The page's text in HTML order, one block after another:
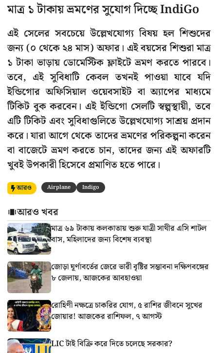
মাত্র ১ টাকায় ভ্রমণের সুযোগ দিচ্ছে IndiGo
এই সেলের সবচেয়ে উল্লেখযোগ্য বিষয় হল শিশুদের
জন্য (০ থেকে ২৪ মাস) অফার। এই বয়সের শিশুরা মাত্র
১ টাকা ভাড়ায় ডোমেস্টিক ফ্লাইটে ভ্রমণ করতে পারবে।
তবে, এই সুবিধাটি কেবল তখনই পাওয়া যাবে যদি
ইন্ডিগোর অফিসিয়াল ওয়েবসাইট বা অ্যাপের মাধ্যমে
টিকিট বুক করবেন। এই ইন্ডিগো সেলটি স্বল্পস্থায়ী, তবে
এটি টিকিট এবং সুবিধাগুলিতে উল্লেখযোগ্য সাশ্রয় প্রদান
করে। যারা আগে থেকে তাদের ভ্রমণের পরিকল্পনা করেন
বা বাজেটে ভ্রমণ করতে চান, তাদের জন্য এই অফারটি
খুবই উপকারী হিসেবে প্রমাণিত হতে পারে।
আরও Airplane Indigo
আরও খবর
মাত্র ৬৯ টাকায় কলকাতায় শুরু যাত্রী সাথীর এসি শাটল
বাস, মহিলাদের জন্য বিশেষ ব্যবস্থা
জোড়া ঘূর্ণাবর্তের জেরে ভারী বৃষ্টির সম্ভাবনা দক্ষিণবঙ্গের
৮ জেলায়, আজকের আবহাওয়া
রোহিণী নক্ষত্রে চাকরির যোগ, ৫ রাশির জীবনে সুখের
জোয়ার! আজকের রাশিফল, ৭ আগস্ট
LIC টাই বিক্রি করে দিতে চলেছে সরকার?